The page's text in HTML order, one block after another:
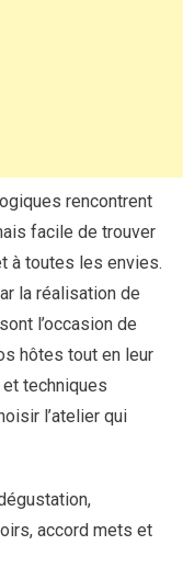
rencontrent
facile de trouver
à toutes les envies.
la réalisation de
l’occasion de
hôtes tout en leur
techniques
l’atelier qui
accord mets et